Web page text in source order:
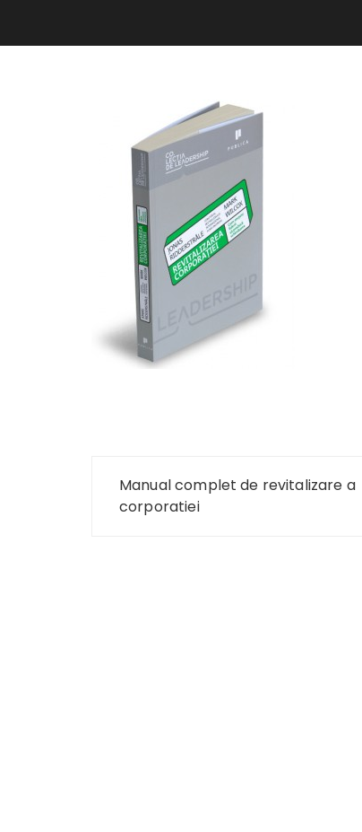
Navigare
Manual complet de revitalizare a
corporatiei